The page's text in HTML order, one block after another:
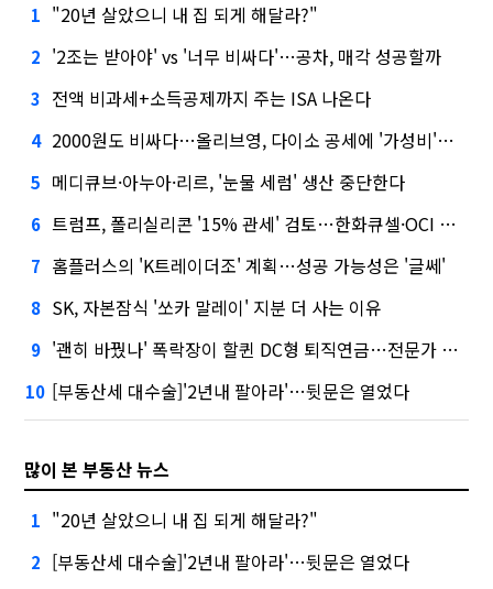
1 "20년 살았으니 내 집 되게 해달라?"
2 '2조는 받아야' vs '너무 비싸다'…공차, 매각 성공할까
3 전액 비과세+소득공제까지 주는 ISA 나온다
4 2000원도 비싸다…올리브영, 다이소 공세에 '가성비'로 맞불
5 메디큐브·아누아·리르, '눈물 세럼' 생산 중단한다
6 트럼프, 폴리실리콘 '15% 관세' 검토…한화큐셀·OCI 영향은?
7 홈플러스의 'K트레이더조' 계획…성공 가능성은 '글쎄'
8 SK, 자본잠식 '쏘카 말레이' 지분 더 사는 이유
9 '괜히 바꿨나' 폭락장이 할퀸 DC형 퇴직연금…전문가 조언은
10 [부동산세 대수술]'2년내 팔아라'…뒷문은 열었다
많이 본 부동산 뉴스
1 "20년 살았으니 내 집 되게 해달라?"
2 [부동산세 대수술]'2년내 팔아라'…뒷문은 열었다